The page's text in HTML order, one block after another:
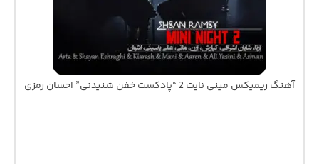
آهنگ ریمیکس مینی نایت 2 “پادکست خفن شنیدنی” احسان رمزی